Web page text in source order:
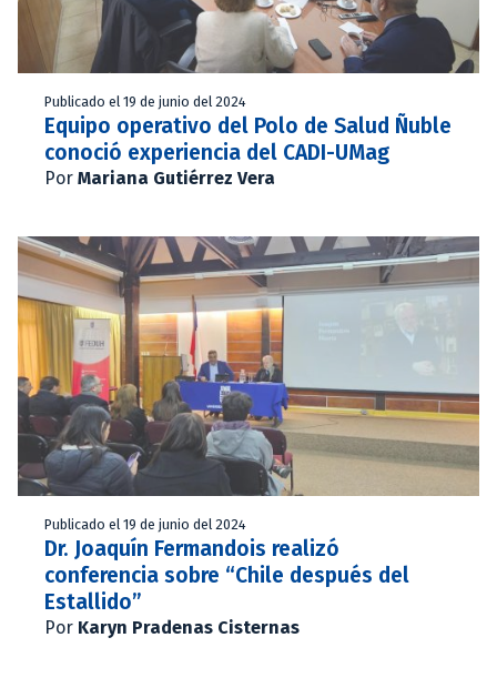
Publicado el 19 de junio del 2024
Equipo operativo del Polo de Salud Ñuble
conoció experiencia del CADI-UMag
Por Mariana Gutiérrez Vera
Publicado el 19 de junio del 2024
Dr. Joaquín Fermandois realizó
conferencia sobre “Chile después del
Estallido”
Por Karyn Pradenas Cisternas